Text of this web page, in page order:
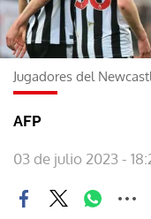
Jugadores del
AFP
03 de julio 2023 -